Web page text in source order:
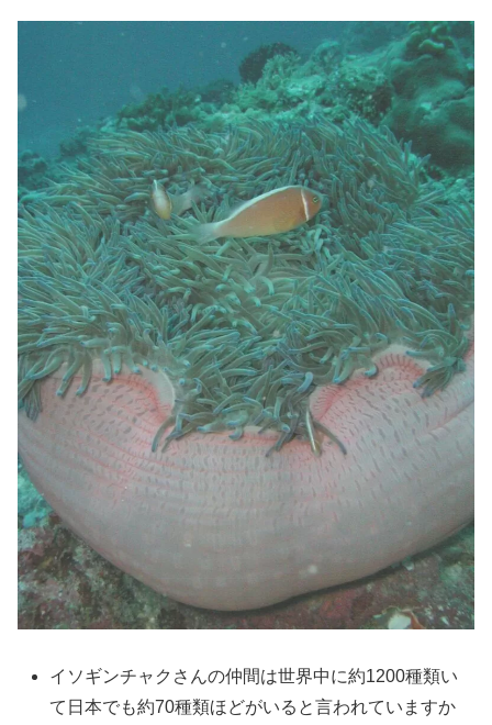
イソギンチャクさんの仲間は世界中に約1200種類い
て日本でも約70種類ほどがいると言われていますか